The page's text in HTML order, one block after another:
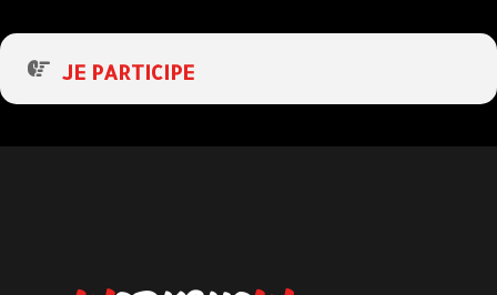
JE PARTICIPE